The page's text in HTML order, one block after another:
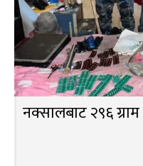
नक्सालबाट २९६